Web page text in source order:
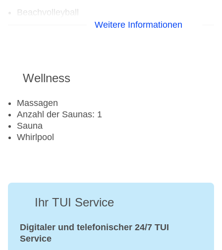
Beachvolleyball
Weitere Informationen
Wellness
Massagen
Anzahl der Saunas: 1
Sauna
Whirlpool
Ihr TUI Service
Digitaler und telefonischer 24/7 TUI
Service